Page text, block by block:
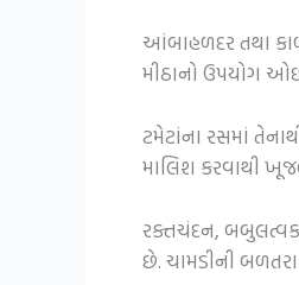
આંબાહળદર તથા
મીઠાનો ઉપયોગ
ટમેટાંના રસમાં
માલિશ કરવાથી
રક્તચંદન,
છે. ચામડીની